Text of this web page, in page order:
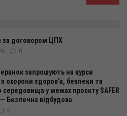
за договором ЦПХ
0
запрошують на курси
охорони здоров'я, безпеки та
у межах проєкту SAFER
Безпечна відбудова
0